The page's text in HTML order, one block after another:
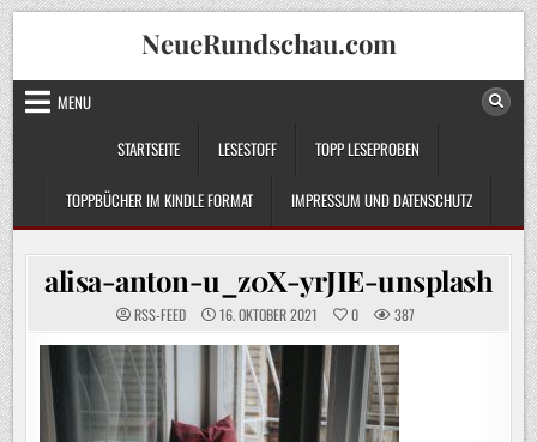
Skip
to
content
NeueRundschau.com
MENU
STARTSEITE
LESESTOFF TOPP LESEPROBEN
TOPPBÜCHER IM KINDLE FORMAT IMPRESSUM UND DATENSCHUTZ
alisa-anton-u_z0X-yrJIE-unsplash
RSS-FEED 16. OKTOBER 2021 0 387